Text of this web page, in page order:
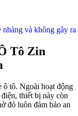
và không gây
Tô Zin
ô tô. Ngoài hoạt động
thiết bị này còn
đó luôn đảm bảo an